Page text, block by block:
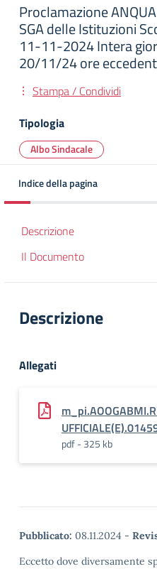
Proclamazione
SGA delle Istituzioni
11-11-2024 Intera
20/11/24 ore
Stampa / Condividi
Tipologia
Albo Sindacale
Indice della pagina
Descrizione
Il Documento
Descrizione
Allegati
pdf - 325 kb
Pubblicato: 08.11.2024 -
Eccetto dove diversamente